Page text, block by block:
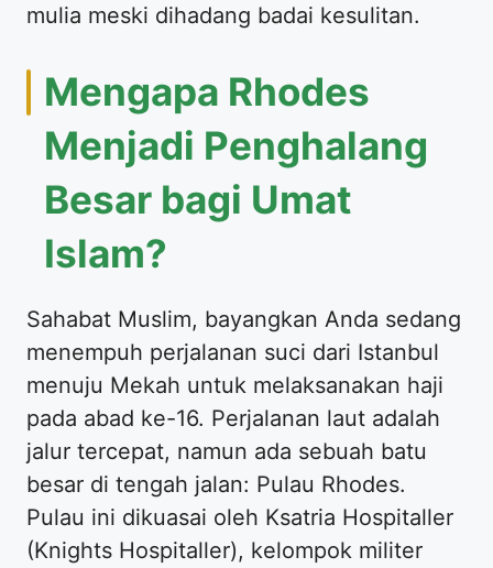
mulia meski dihadang badai kesulitan.
Mengapa Rhodes
Menjadi Penghalang
Besar bagi Umat
Islam?
Sahabat Muslim, bayangkan Anda sedang
menempuh perjalanan suci dari Istanbul
menuju Mekah untuk melaksanakan haji
pada abad ke-16. Perjalanan laut adalah
jalur tercepat, namun ada sebuah batu
besar di tengah jalan: Pulau Rhodes.
Pulau ini dikuasai oleh Ksatria Hospitaller
(Knights Hospitaller), kelompok militer